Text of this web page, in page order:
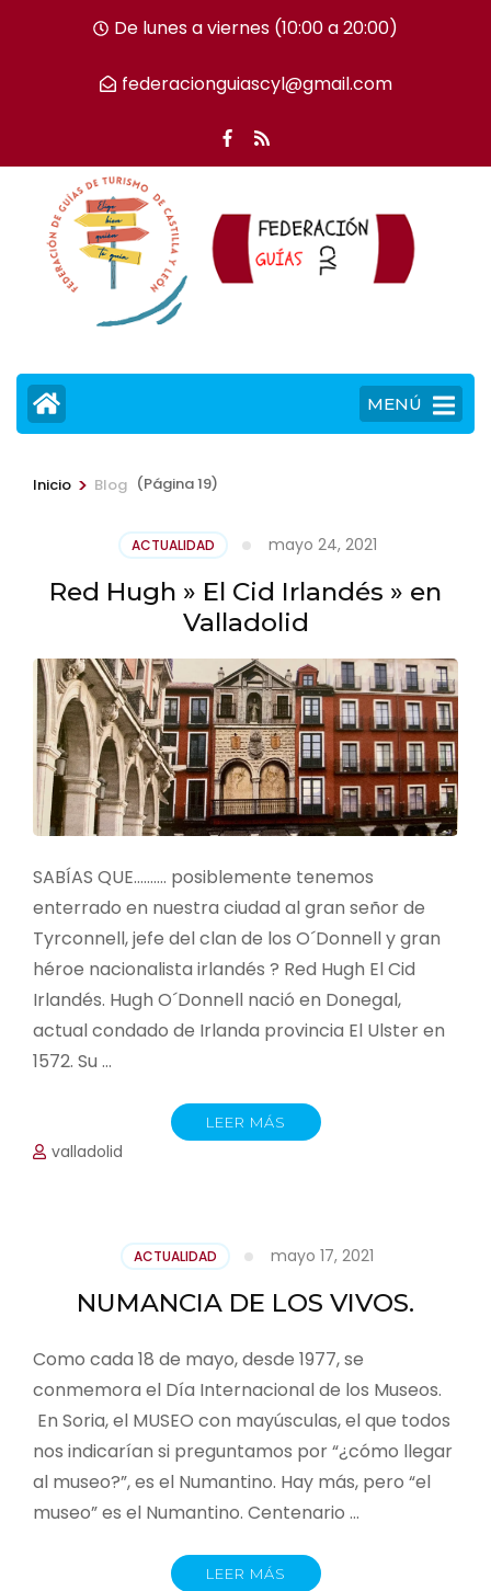
tecla
De lunes a viernes (10:00 a 20:00)
federacionguiascyl@gmail.com
MENÚ
Inicio > Blog (Página 19)
ACTUALIDAD mayo 24, 2021
Red Hugh » El Cid Irlandés » en
Valladolid
SABÍAS QUE………. posiblemente tenemos
enterrado en nuestra ciudad al gran señor de
Tyrconnell, jefe del clan de los O´Donnell y gran
héroe nacionalista irlandés ? Red Hugh El Cid
Irlandés. Hugh O´Donnell nació en Donegal,
actual condado de Irlanda provincia El Ulster en
1572. Su …
LEER MÁS
valladolid
ACTUALIDAD mayo 17, 2021
NUMANCIA DE LOS VIVOS.
Como cada 18 de mayo, desde 1977, se
conmemora el Día Internacional de los Museos.
En Soria, el MUSEO con mayúsculas, el que todos
nos indicarían si preguntamos por “¿cómo llegar
al museo?”, es el Numantino. Hay más, pero “el
museo” es el Numantino. Centenario …
LEER MÁS